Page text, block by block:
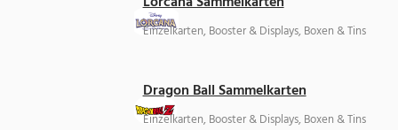
Einzelkarten, Booster & Displays, Boxen & Tins
Dragon Ball Sammelkarten
Einzelkarten, Booster & Displays, Boxen & Tins